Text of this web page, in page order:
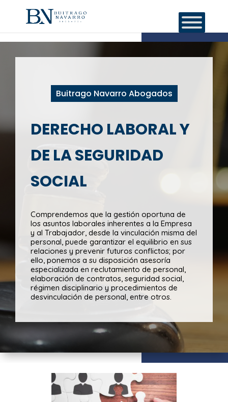
Buitrago Navarro Abogados
DERECHO LABORAL Y
DE LA SEGURIDAD
SOCIAL
Comprendemos que la gestión oportuna de
los asuntos laborales inherentes a la Empresa
y al Trabajador, desde la vinculación misma del
personal, puede garantizar el equilibrio en sus
relaciones y prevenir futuros conflictos; por
ello, ponemos a su disposición asesoría
especializada en reclutamiento de personal,
elaboración de contratos, seguridad social,
régimen disciplinario y procedimientos de
desvinculación de personal, entre otros.